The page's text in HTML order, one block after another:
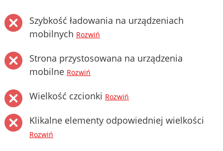
Szybkość ładowania na urządzeniach
mobilnych Rozwiń
Strona przystosowana na urządzenia
mobilne Rozwiń
Wielkość czcionki Rozwiń
Klikalne elementy odpowiedniej wielkości
Rozwiń